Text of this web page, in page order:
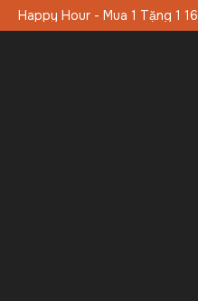
19:00 Thứ Bảy-Chủ Nhật)